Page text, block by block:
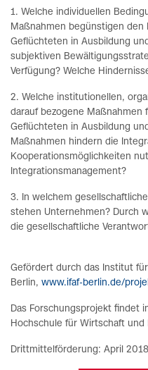
1. Welche individuellen
Maßnahmen begünstigen den
Geflüchteten in Ausbildung
subjektiven
Verfügung? Welche
2. Welche institutionellen,
darauf bezogene Maßnahmen
Geflüchteten in Ausbildung
Maßnahmen hindern die
Kooperationsmöglichkeiten
Integrationsmanagement?
3. In welchem
stehen Unternehmen? Durch
die gesellschaftliche
Gefördert durch das Institut
Berlin, www.ifaf-berlin.de/
Das Forschungsprojekt findet
Hochschule für Wirtschaft
Drittmittelförderung: April